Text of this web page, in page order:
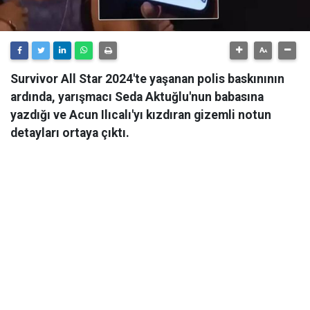
Survivor All Star 2024'te yaşanan polis baskınının
ardında, yarışmacı Seda Aktuğlu'nun babasına
yazdığı ve Acun Ilıcalı'yı kızdıran gizemli notun
detayları ortaya çıktı.